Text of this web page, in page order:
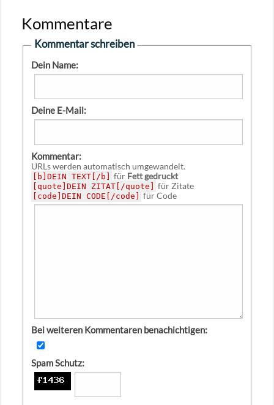
Kommentare
Kommentar schreiben
Dein Name:
Deine E-Mail:
Kommentar:
URLs werden automatisch umgewandelt.
[b]DEIN TEXT[/b] für Fett gedruckt
[quote]DEIN ZITAT[/quote] für Zitate
[code]DEIN CODE[/code] für Code
Bei weiteren Kommentaren benachichtigen:
Spam Schutz: